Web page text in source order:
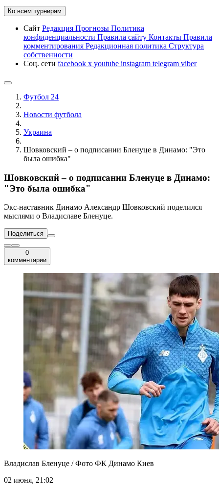
Ко всем турнирам
Сайт Редакция Прогнозы Политика
конфиденциальности Правила сайту Контакты Правила
комментирования Редакционная политика Структура
собственности
Соц. сети facebook x youtube instagram telegram viber
Футбол 24
Новости футбола
Украина
Шовковский – о подписании Бленуце в Динамо: "Это
была ошибка"
Шовковский – о подписании Бленуце в Динамо:
"Это была ошибка"
Экс-наставник Динамо Александр Шовковский поделился
мыслями о Владиславе Бленуце.
Поделиться
0
комментарии
Владислав Бленуце / Фото ФК Динамо Киев
02 июня, 21:02